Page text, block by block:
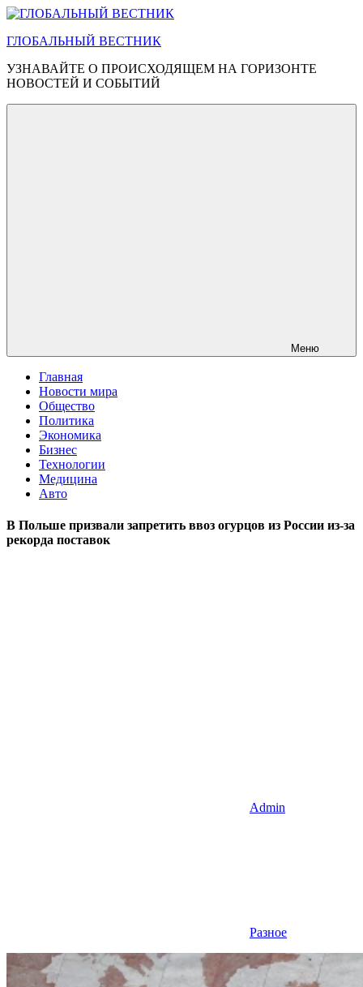
Перейти
содержимому
ГЛОБАЛЬНЫЙ ВЕСТНИК
УЗНАВАЙТЕ О ПРОИСХОДЯЩЕМ НА ГОРИЗОНТЕ
НОВОСТЕЙ И СОБЫТИЙ
Меню
Главная
Новости мира
Общество
Политика
Экономика
Бизнес
Технологии
Медицина
Авто
В Польше призвали запретить ввоз огурцов из России из-за
рекорда поставок
Admin
Разное